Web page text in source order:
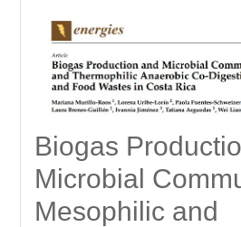
Biogas
Microbial
Mesophilic and